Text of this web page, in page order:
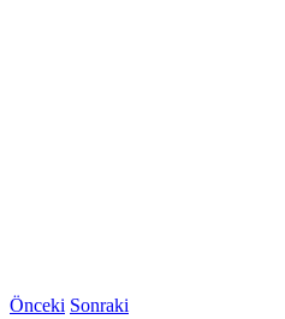
Önceki Sonraki